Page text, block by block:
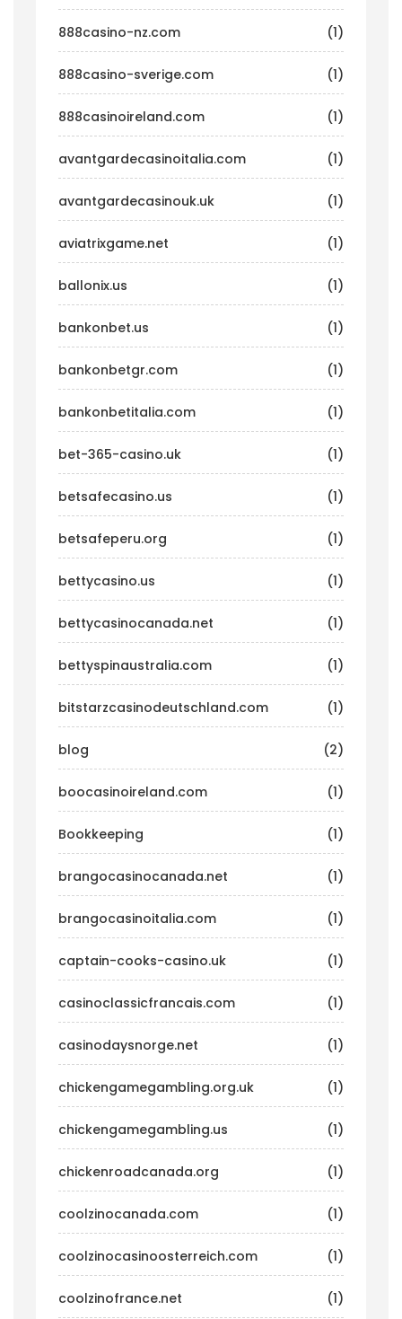
888casino-nz.com (1)
888casino-sverige.com (1)
888casinoireland.com (1)
avantgardecasinoitalia.com (1)
avantgardecasinouk.uk (1)
aviatrixgame.net (1)
ballonix.us (1)
bankonbet.us (1)
bankonbetgr.com (1)
bankonbetitalia.com (1)
bet-365-casino.uk (1)
betsafecasino.us (1)
betsafeperu.org (1)
bettycasino.us (1)
bettycasinocanada.net (1)
bettyspinaustralia.com (1)
bitstarzcasinodeutschland.com (1)
blog (2)
boocasinoireland.com (1)
Bookkeeping (1)
brangocasinocanada.net (1)
brangocasinoitalia.com (1)
captain-cooks-casino.uk (1)
casinoclassicfrancais.com (1)
casinodaysnorge.net (1)
chickengamegambling.org.uk (1)
chickengamegambling.us (1)
chickenroadcanada.org (1)
coolzinocanada.com (1)
coolzinocasinoosterreich.com (1)
coolzinofrance.net (1)